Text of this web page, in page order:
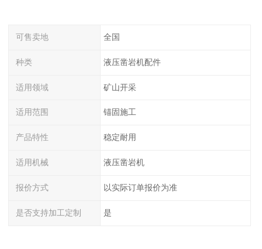
可售卖地 全国
种类 液压凿岩机配件
适用领域 矿山开采
适用范围 锚固施工
产品特性 稳定耐用
适用机械 液压凿岩机
报价方式 以实际订单报价为准
是否支持加工定制 是